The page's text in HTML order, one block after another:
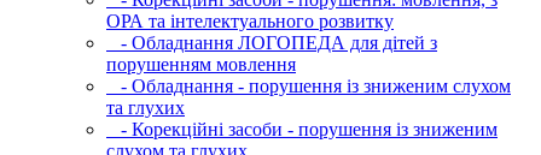
ОРА та інтелектуального розвитку
- Обладнання ЛОГОПЕДА для дітей з
порушенням мовлення
- Обладнання - порушення із зниженим слухом
та глухих
- Корекційні засоби - порушення із зниженим